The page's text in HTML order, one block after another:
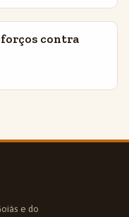
contra
e do